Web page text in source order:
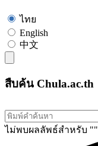
ไทย
English
中文
สืบค้น Chula.ac.th
ไม่พบผลลัพธ์สำหรับ ""